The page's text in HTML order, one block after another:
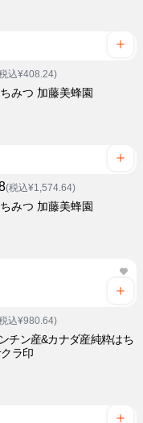
込¥408.24)
みつ 加藤美蜂園
(税込¥1,574.64)
みつ 加藤美蜂園
込¥980.64)
チン産&カナダ産純粋はち
ラ印